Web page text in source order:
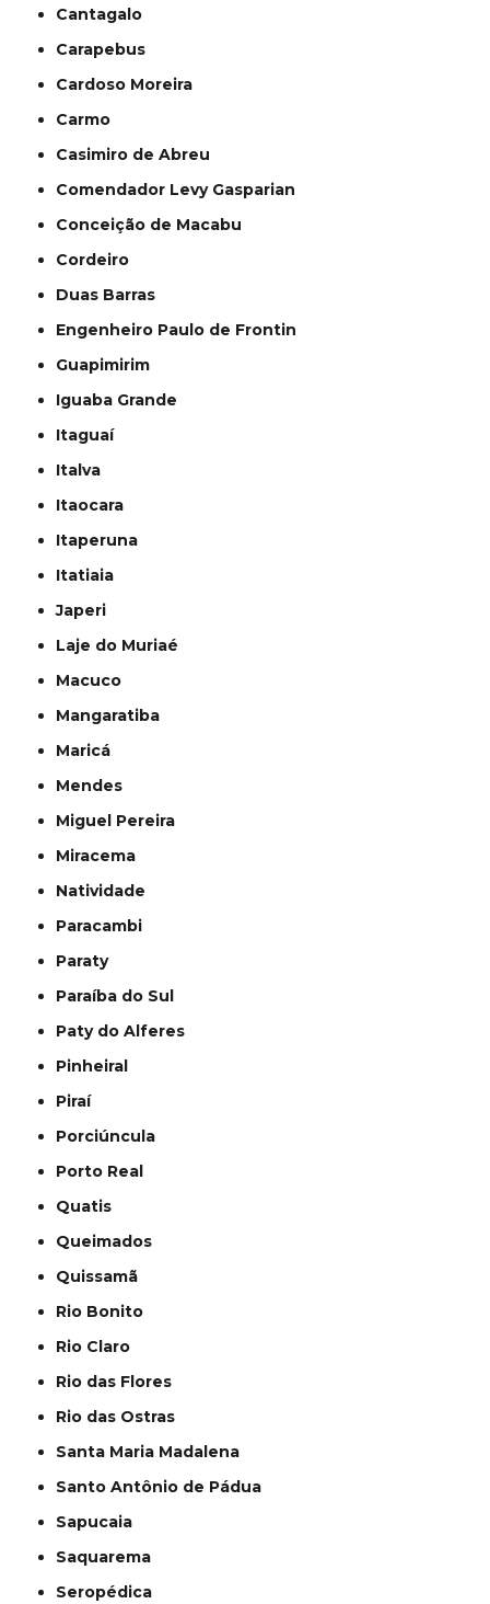
Cantagalo
Carapebus
Cardoso Moreira
Carmo
Casimiro de Abreu
Comendador Levy Gasparian
Conceição de Macabu
Cordeiro
Duas Barras
Engenheiro Paulo de Frontin
Guapimirim
Iguaba Grande
Itaguaí
Italva
Itaocara
Itaperuna
Itatiaia
Japeri
Laje do Muriaé
Macuco
Mangaratiba
Maricá
Mendes
Miguel Pereira
Miracema
Natividade
Paracambi
Paraty
Paraíba do Sul
Paty do Alferes
Pinheiral
Piraí
Porciúncula
Porto Real
Quatis
Queimados
Quissamã
Rio Bonito
Rio Claro
Rio das Flores
Rio das Ostras
Santa Maria Madalena
Santo Antônio de Pádua
Sapucaia
Saquarema
Seropédica